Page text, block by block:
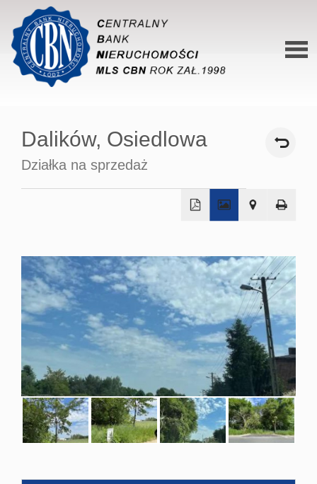
O
Hale
Dalików, Osiedlowa
Działka na sprzedaż
−